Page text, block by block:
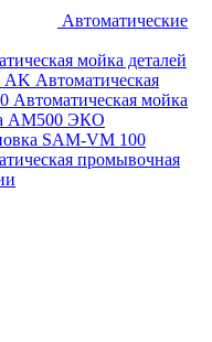
Автоматические
мойка деталей
AK Автоматическая
Автоматическая мойка
АМ500 ЭКО
SAM-VM 100
промывочная